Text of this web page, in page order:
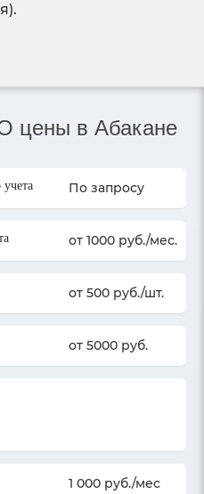
цены в Абакане
учета По запросу
от 1000 руб./мес.
от 500 руб./шт.
от 5000 руб.
1 000 руб./мес